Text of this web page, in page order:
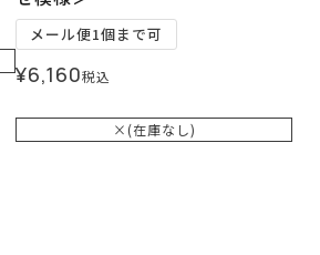
メール便1個まで可
¥6,160税込
×(在庫なし)